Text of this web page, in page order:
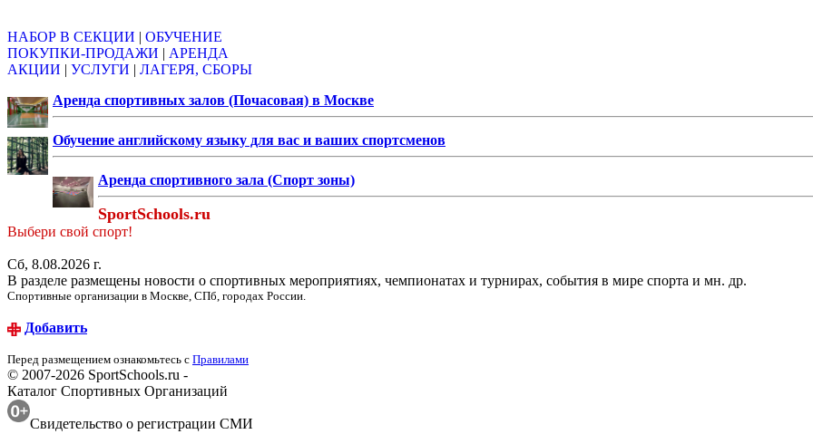
НАБОР В СЕКЦИИ | ОБУЧЕНИЕ
ПОКУПКИ-ПРОДАЖИ | АРЕНДА
АКЦИИ | УСЛУГИ | ЛАГЕРЯ, СБОРЫ
Аренда спортивных залов (Почасовая) в Москве
Обучение английскому языку для вас и ваших спортсменов
Аренда спортивного зала (Спорт зоны)
SportSchools.ru
Выбери свой спорт!
Сб, 8.08.2026 г.
В разделе размещены новости о спортивных мероприятиях, чемпионатах и турнирах, события в мире спорта и мн. др.
Спортивные организации в Москве, СПб, городах России.
Добавить
Перед размещением ознакомьтесь с Правилами
© 2007-2026 SportSchools.ru -
Каталог Спортивных Организаций
Свидетельство о регистрации СМИ